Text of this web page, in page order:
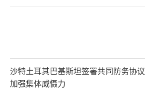
沙特土耳其巴基斯坦签署共同防务协议
加强集体威慑力